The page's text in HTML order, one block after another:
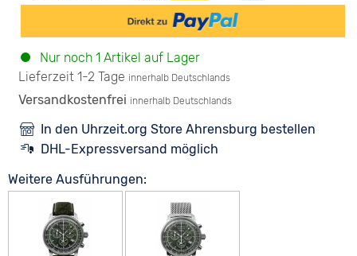
Nur noch 1 Artikel auf Lager
Lieferzeit 1-2 Tage innerhalb Deutschlands
Versandkostenfrei innerhalb Deutschlands
In den Uhrzeit.org Store Ahrensburg bestellen
DHL-Expressversand möglich
Weitere Ausführungen: